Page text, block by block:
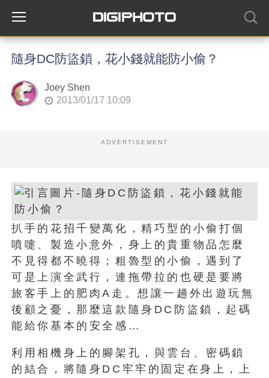
隨身DC防盜鎖，花小錢就能防小偷？
Joey Shen
2013/01/17 10:09
ADVERTISEMENT
扒手的花招千變萬化，精巧型的小偷打個
噴嚏、製造小意外，身上的貴重物品怎麼
不見得都不曉得；粗魯型的小偷，遇到了
可是上演全武行，連拖帶拉的也硬是要將
旅客手上的肥肉A走。想讓一趟外出遊玩無
後顧之憂，那麼這款隨身DC防盜鎖，起碼
能給你基本的安全感…
利用相機身上的腳架孔，與雲台、密碼鎖
的結合，將隨身DC牢牢的固定在身上，上